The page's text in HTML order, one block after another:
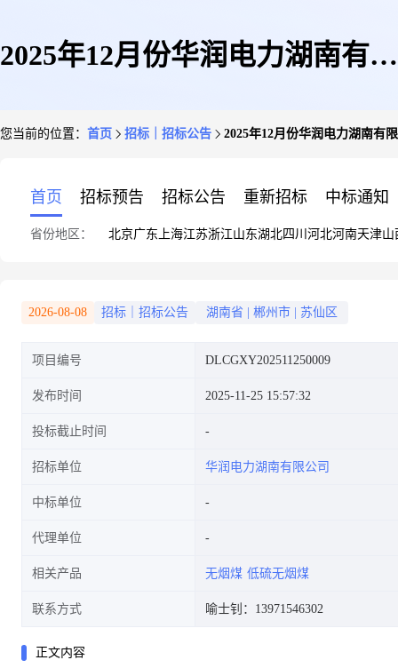
2025年12月份华润电力湖南有限
您当前的位置： 首页 招标｜招标公告 2025年12月份华润电力湖南有
首页 招标预告 招标公告 重新招标 中标通知
省份地区： 北京广东 上海江苏浙江山东湖北四川 河北河南天津山
2026-08-08 招标｜招标公告 湖南省 郴州市 苏仙区
项目编号 DLCGXY202511250009
发布时间 2025-11-25 15:57:32
投标截止时间
招标单位 华润电力湖南有限公司
中标单位
代理单位
相关产品 无烟煤 低硫无烟煤
联系方式 喻士钊：13971546302
正文内容